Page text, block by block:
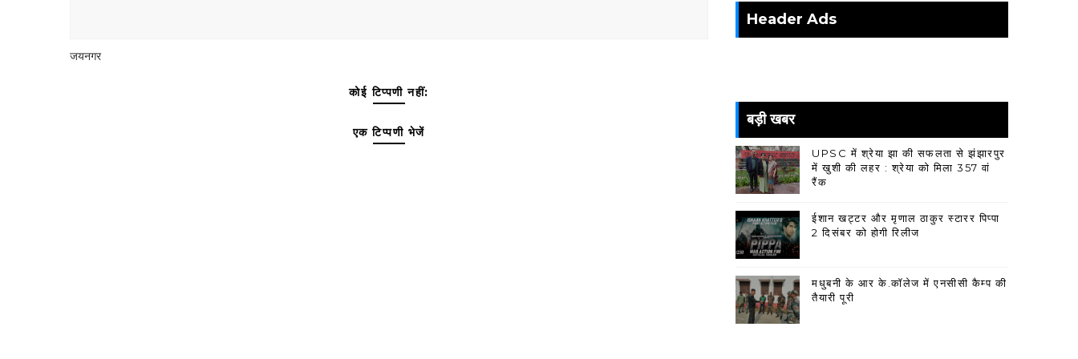
जयनगर
कोई टिप्पणी नहीं:
एक टिप्पणी भेजें
Header Ads
बड़ी खबर
UPSC में श्रेया झा की सफलता से झंझारपुर
में खुशी की लहर : श्रेया को मिला 357 वां
रैंक
ईशान खट्टर और मृणाल ठाकुर स्टारर पिप्पा
2 दिसंबर को होगी रिलीज
मधुबनी के आर के.कॉलेज में एनसीसी कैम्प की
तैयारी पूरी